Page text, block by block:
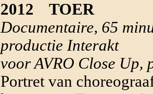
2012 TOER
Documentaire, 65
productie Interakt
voor AVRO Close Up,
Portret van